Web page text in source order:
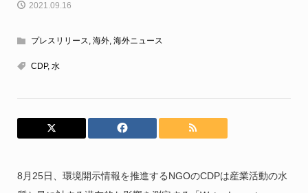
2021.09.16
プレスリリース, 海外, 海外ニュース
CDP, 水
8月25日、環境開示情報を推進するNGOのCDPは産業活動の水